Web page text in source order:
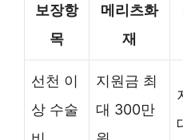
보장항
목
메리츠화
재
선천 이
상 수술
지원금 최
대 300만